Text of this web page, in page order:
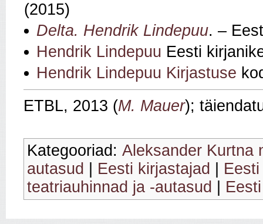
(2015)
Delta. Hendrik Lindepuu. –
Hendrik Lindepuu Eesti
Hendrik Lindepuu Kirjastuse
ETBL, 2013 (M. Mauer);
Kategooriad: Aleksander Kurtna
autasud
Eesti kirjastajad
teatriauhinnad ja -autasud